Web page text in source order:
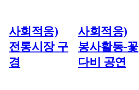
사회적응)
전통시장 구
경
사회적응)
봉사활동-꽃
다비 공연